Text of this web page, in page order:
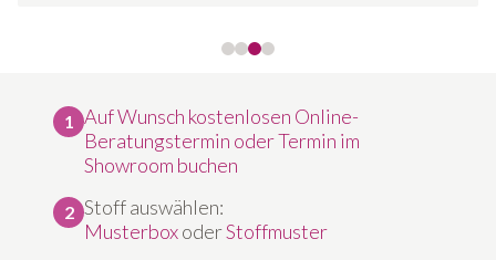
1 Auf Wunsch kostenlosen Online-
Beratungstermin oder Termin im
Showroom buchen
2 Stoff auswählen:
MusterboxoderStoffmuster